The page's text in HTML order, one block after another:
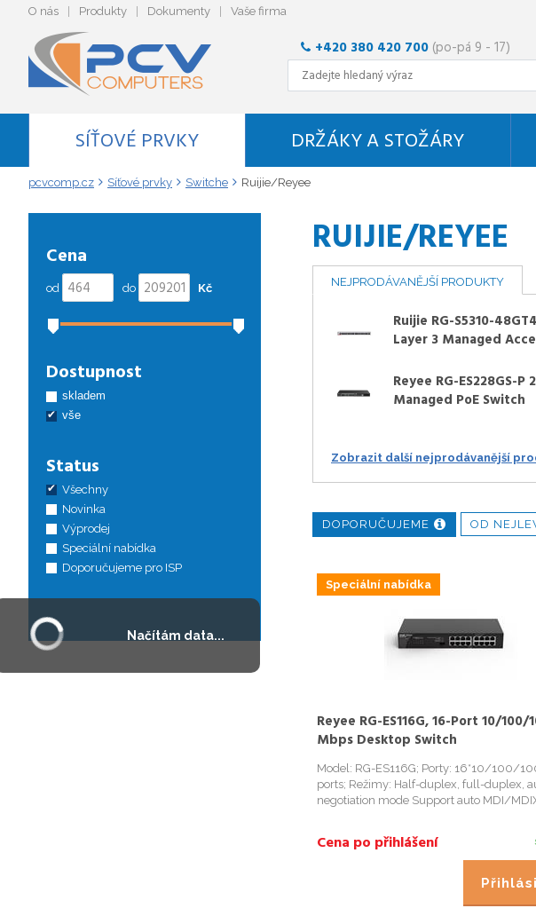
O nás Produkty Dokumenty Vaše firma
+420 380 420 700 (po-pá 9 - 17)
SÍŤOVÉ PRVKY DRŽÁKY A STOŽÁRY
pcvcomp.cz Síťové prvky Switche Ruijie/Reyee
RUIJIE/REYEE
NEJPRODÁVANĚJŠÍ PRODUKTY
Ruijie RG-S5310-
Layer 3 Managed
Reyee RG-ES228GS-
Managed PoE Switch
Zobrazit další nejprodávanější
DOPORUČUJEME OD
Reyee RG-ES116G, 16-Port 10/100/
Mbps Desktop Switch
Model: RG-ES116G; Porty: 16*10/100/
ports; Režimy: Half-duplex, full-duplex,
negotiation mode Support auto MDI/
zdroj: 100-240V AC; Režim...
Cena po přihlášení
Speciální nabídka
Cena
od do Kč
Dostupnost
skladem
vše
Status
Všechny
Novinka
Výprodej
Speciální nabídka
Doporučujeme pro ISP
Načítám data...